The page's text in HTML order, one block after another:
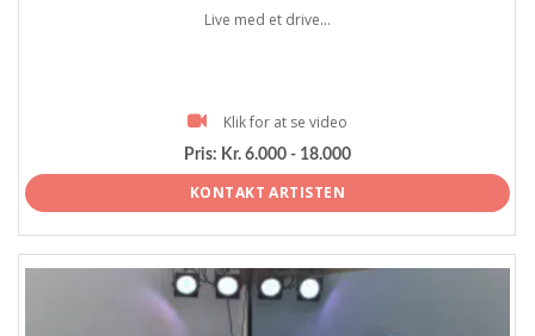
Live med et drive...
Klik for at se video
Pris: Kr. 6.000 - 18.000
KONTAKT ARTISTEN